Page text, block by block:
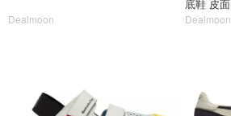
Dealmoon
底鞋 皮面
Dealmoon